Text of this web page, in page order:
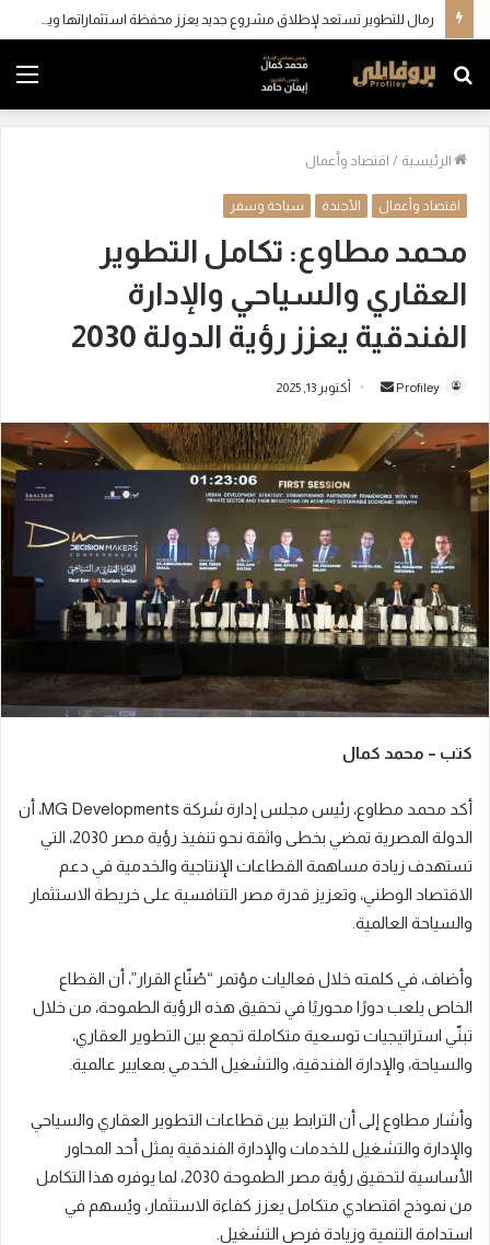
رمال للتطوير تستعد لإطلاق مشروع جديد يعزز محفظة استثماراتها ويواصل مسيرة نجاحها بالسوق المصري
بحث
عن
الرئيسية / اقتصاد وأعمال
اقتصاد وأعمال الأجندة سياحة وسفر
محمد مطاوع: تكامل التطوير
العقاري والسياحي والإدارة
الفندقية يعزز رؤية الدولة 2030
Profiley
ل
ب
د
ا
إ
ل
ك
و
ا
أكتوبر 13, 2025
كتب – محمد كمال
أكد محمد مطاوع، رئيس مجلس إدارة شركة MG Developments، أن
الدولة المصرية تمضي بخطى واثقة نحو تنفيذ رؤية مصر 2030، التي
تستهدف زيادة مساهمة القطاعات الإنتاجية والخدمية في دعم
الاقتصاد الوطني، وتعزيز قدرة مصر التنافسية على خريطة الاستثمار
والسياحة العالمية.
وأضاف، في كلمته خلال فعاليات مؤتمر “صُنّاع القرار”، أن القطاع
الخاص يلعب دورًا محوريًا في تحقيق هذه الرؤية الطموحة، من خلال
تبنّي استراتيجيات توسعية متكاملة تجمع بين التطوير العقاري،
والسياحة، والإدارة الفندقية، والتشغيل الخدمي بمعايير عالمية.
وأشار مطاوع إلى أن الترابط بين قطاعات التطوير العقاري والسياحي
والإدارة والتشغيل للخدمات والإدارة الفندقية يمثل أحد المحاور
الأساسية لتحقيق رؤية مصر الطموحة 2030، لما يوفره هذا التكامل
من نموذج اقتصادي متكامل يعزز كفاءة الاستثمار، ويُسهم في
استدامة التنمية وزيادة فرص التشغيل.